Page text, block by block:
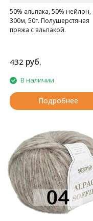
50% альпака, 50% нейлон,
300м, 50г. Полушерстяная
пряжа с альпакой.
432 руб.
В наличии
Подробнее